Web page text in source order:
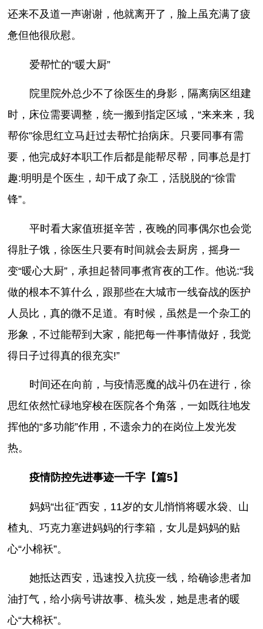
还来不及道一声谢谢，他就离开了，脸上虽充满了疲
惫但他很欣慰。
爱帮忙的“暖大厨”
院里院外总少不了徐医生的身影，隔离病区组建
时，床位需要调整，统一搬到指定区域，“来来来，我
帮你”徐思红立马赶过去帮忙抬病床。只要同事有需
要，他完成好本职工作后都是能帮尽帮，同事总是打
趣:明明是个医生，却干成了杂工，活脱脱的“徐雷
锋”。
平时看大家值班挺辛苦，夜晚的同事偶尔也会觉
得肚子饿，徐医生只要有时间就会去厨房，摇身一
变“暖心大厨”，承担起替同事煮宵夜的工作。他说:“我
做的根本不算什么，跟那些在大城市一线奋战的医护
人员比，真的微不足道。有时候，虽然是一个杂工的
形象，不过能帮到大家，能把每一件事情做好，我觉
得日子过得真的很充实!”
时间还在向前，与疫情恶魔的战斗仍在进行，徐
思红依然忙碌地穿梭在医院各个角落，一如既往地发
挥他的“多功能”作用，不遗余力的在岗位上发光发
热。
疫情防控先进事迹一千字【篇5】
妈妈“出征”西安，11岁的女儿悄悄将暖水袋、山
楂丸、巧克力塞进妈妈的行李箱，女儿是妈妈的贴
心“小棉袄”。
她抵达西安，迅速投入抗疫一线，给确诊患者加
油打气，给小病号讲故事、梳头发，她是患者的暖
心“大棉袄”。